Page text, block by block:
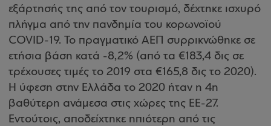
εξάρτησής της από τον τουρισμό, δέχτηκε ισχυρό
πλήγμα από την πανδημία του κορωνοϊού
COVID-19. Το πραγματικό ΑΕΠ συρρικνώθηκε σε
ετήσια βάση κατά -8,2% (από τα €183,4 δις σε
τρέχουσες τιμές το 2019 στα €165,8 δις το 2020).
Η ύφεση στην Ελλάδα το 2020 ήταν η 4η
βαθύτερη ανάμεσα στις χώρες της EE-27.
Εντούτοις, αποδείχτηκε ηπιότερη από τις